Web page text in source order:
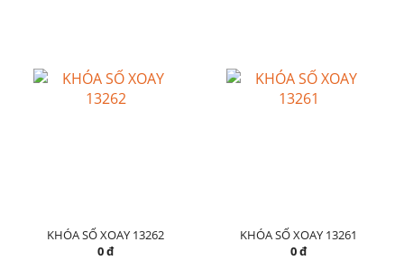
KHÓA SỐ XOAY 13262
0 đ
KHÓA SỐ XOAY 13261
0 đ